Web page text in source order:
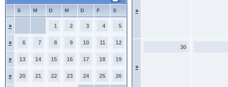
S M D M D F S
» 1 2 3 4 5
» 6 7 8 9 10 11 12
» 13 14 15 16 17 18 19
» 20 21 22 23 24 25 26
»
»
30